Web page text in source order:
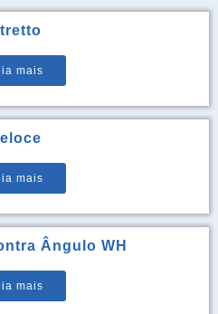
mais
mais
Ângulo WH
mais